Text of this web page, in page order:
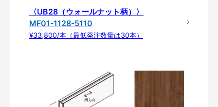
〈UB28（ウォールナット柄）〉
MF01-1128-5110
¥33,800/本（最低発注数量は30本）